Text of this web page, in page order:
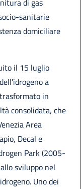
di gas
sanitarie
domiciliare
il 15 luglio
a
in
consolidata, che
Area
Decal e
Park (2005-
sviluppo nel
Uno dei